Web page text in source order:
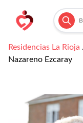
Residencias La Rioja
Nazareno Ezcaray